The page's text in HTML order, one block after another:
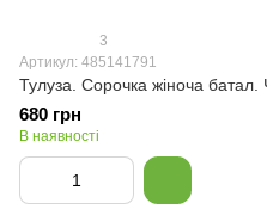
3
Артикул: 485141791
Тулуза. Сорочка жіноча батал.
680 грн
В наявності